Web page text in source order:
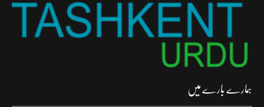
ہمارے بارے میں